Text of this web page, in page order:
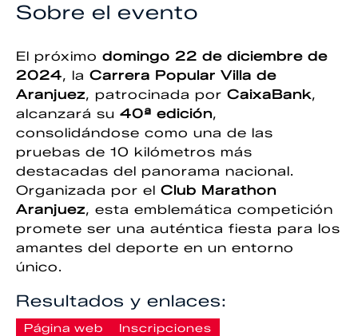
Sobre el evento
El próximo domingo 22 de diciembre de
2024, la Carrera Popular Villa de
Aranjuez, patrocinada por CaixaBank,
alcanzará su 40ª edición,
consolidándose como una de las
pruebas de 10 kilómetros más
destacadas del panorama nacional.
Organizada por el Club Marathon
Aranjuez, esta emblemática competición
promete ser una auténtica fiesta para los
amantes del deporte en un entorno
único.
Resultados y enlaces:
Página web Inscripciones